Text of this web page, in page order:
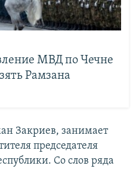
МВД по Чечне
Рамзана
Закриев, занимает
председателя
Со слов ряда